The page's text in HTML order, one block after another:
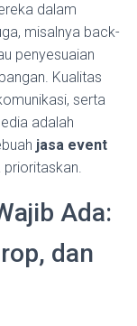
dalam
misalnya back-
penyesuaian
Kualitas
serta
adalah
jasa event
prioritaskan.
Ada:
dan